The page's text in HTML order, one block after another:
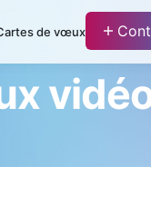
de vœux